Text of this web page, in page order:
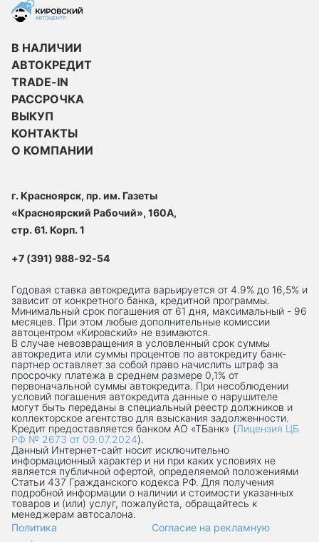
В НАЛИЧИИ
АВТОКРЕДИТ
TRADE-IN
РАССРОЧКА
ВЫКУП
КОНТАКТЫ
О КОМПАНИИ
г. Красноярск, пр. им. Газеты
«Красноярский Рабочий», 160А,
стр. 61. Корп. 1
+7 (391) 988-92-54
Годовая ставка автокредита варьируется от 4.9% до 16,5% и
зависит от конкретного банка, кредитной программы.
Минимальный срок погашения от 61 дня, максимальный - 96
месяцев. При этом любые дополнительные комиссии
автоцентром «Кировский» не взимаются.
В случае невозвращения в условленный срок суммы
автокредита или суммы процентов по автокредиту банк-
партнер оставляет за собой право начислить штраф за
просрочку платежа в среднем размере 0,1% от
первоначальной суммы автокредита. При несоблюдении
условий погашения автокредита данные о нарушителе
могут быть переданы в специальный реестр должников и
коллекторское агентство для взыскания задолженности.
Кредит предоставляется банком АО «ТБанк» (Лицензия ЦБ
РФ № 2673 от 09.07.2024).
Данный Интернет-сaйт носит исключительно
информационный характер и ни при каких условиях не
является публичной офертой, определяемой положениями
Статьи 437 Гражданского кодекса РФ. Для получения
подробной информации о наличии и стоимости указанных
товаров и (или) услуг, пожалуйста, обращайтесь к
менеджерам автосалона.
Политика
Согласие на рекламную